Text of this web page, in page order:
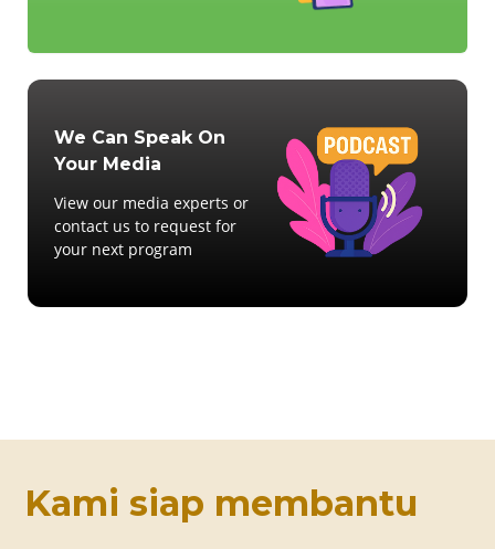
We Can Speak On
Your Media
View our media experts or
contact us to request for
your next program
Kami siap membantu